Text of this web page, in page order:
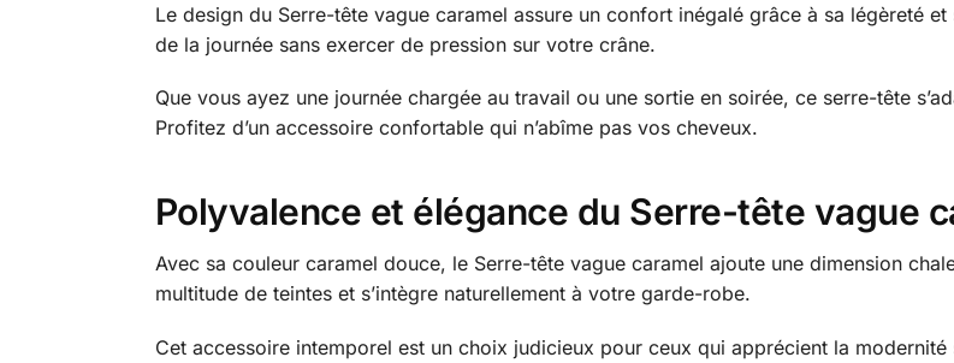
Le design du Serre-tête vague caramel assure un confort inégalé grâce à sa légèreté
de la journée sans exercer de pression sur votre crâne.
Que vous ayez une journée chargée au travail ou une sortie en soirée, ce serre-tête
Profitez d’un accessoire confortable qui n’abîme pas vos cheveux.
Polyvalence et élégance du Serre-tête vague
Avec sa couleur caramel douce, le Serre-tête vague caramel ajoute une dimension
multitude de teintes et s’intègre naturellement à votre garde-robe.
Cet accessoire intemporel est un choix judicieux pour ceux qui apprécient la